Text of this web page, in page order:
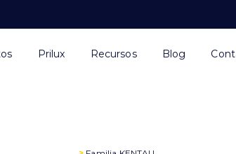
Prilux Recursos Blog